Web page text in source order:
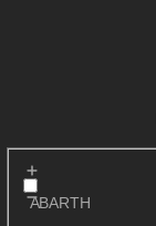
ABARTH